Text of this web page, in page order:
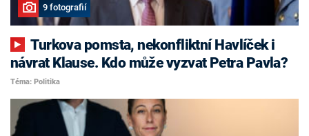
9 fotografií
Turkova pomsta, nekonfliktní Havlíček i
návrat Klause. Kdo může vyzvat Petra Pavla?
Téma: Politika